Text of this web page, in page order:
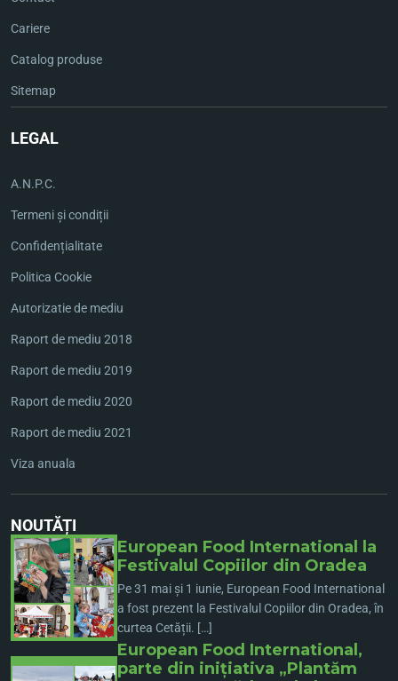
Cariere
Catalog produse
Sitemap
LEGAL
A.N.P.C.
Termeni și condiții
Confidențialitate
Politica Cookie
Autorizatie de mediu
Raport de mediu 2018
Raport de mediu 2019
Raport de mediu 2020
Raport de mediu 2021
Viza anuala
NOUTĂȚI
European Food International la
Festivalul Copiilor din Oradea
Pe 31 mai și 1 iunie, European Food International
a fost prezent la Festivalul Copiilor din Oradea, în
curtea Cetății. […]
European Food International,
parte din inițiativa „Plantăm